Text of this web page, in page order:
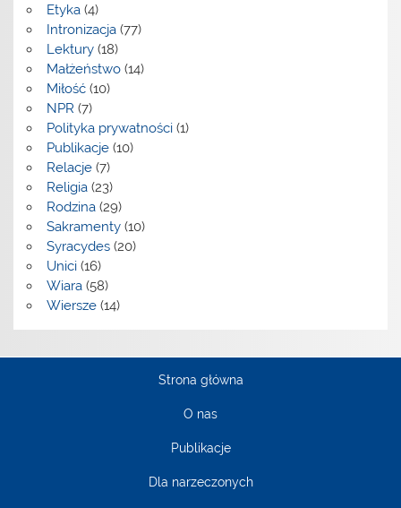
Etyka(4)
Intronizacja(77)
Lektury(18)
Małżeństwo(14)
Miłość(10)
NPR (7)
Polityka prywatności(1)
Publikacje(10)
Relacje(7)
Religia(23)
Rodzina(29)
Sakramenty(10)
Syracydes(20)
Unici(16)
Wiara(58)
Wiersze(14)
Strona główna
O nas
Publikacje
Dla narzeczonych